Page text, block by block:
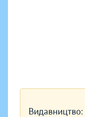
Видавництво: